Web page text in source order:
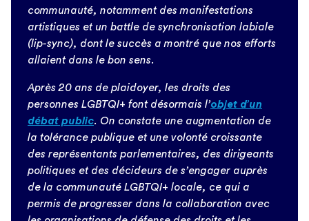
communauté, notamment des manifestations
artistiques et un battle de synchronisation labiale
(lip-sync), dont le succès a montré que nos efforts
allaient dans le bon sens.
Après 20 ans de plaidoyer, les droits des
personnes LGBTQI+ font désormais l’objet d’un
débat public. On constate une augmentation de
la tolérance publique et une volonté croissante
des représentants parlementaires, des dirigeants
politiques et des décideurs de s’engager auprès
de la communauté LGBTQI+ locale, ce qui a
permis de progresser dans la collaboration avec